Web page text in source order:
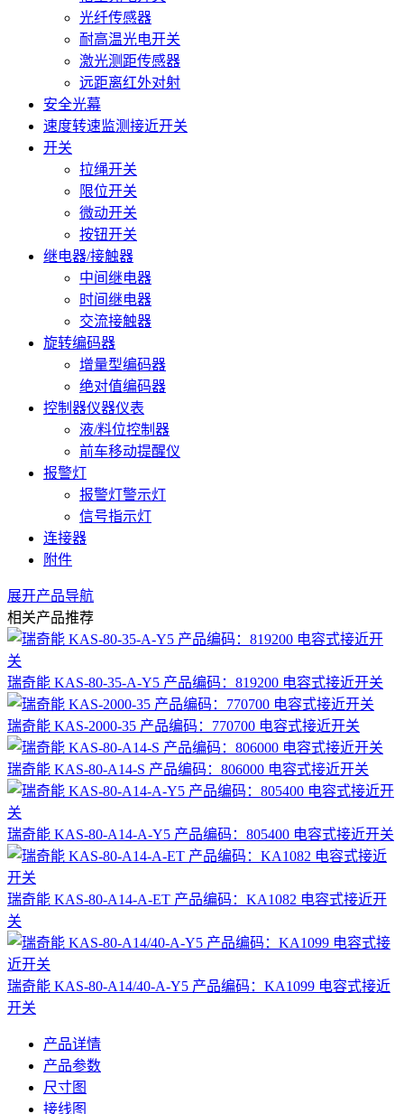
光纤传感器
耐高温光电开关
激光测距传感器
远距离红外对射
安全光幕
速度转速监测接近开关
开关
拉绳开关
限位开关
微动开关
按钮开关
继电器/接触器
中间继电器
时间继电器
交流接触器
旋转编码器
增量型编码器
绝对值编码器
控制器仪器仪表
液/料位控制器
前车移动提醒仪
报警灯
报警灯警示灯
信号指示灯
连接器
附件
展开产品导航
相关产品推荐
瑞奇能 KAS-80-35-A-Y5 产品编码：819200 电容式接近开关
瑞奇能 KAS-2000-35 产品编码：770700 电容式接近开关
瑞奇能 KAS-80-A14-S 产品编码：806000 电容式接近开关
瑞奇能 KAS-80-A14-A-Y5 产品编码：805400 电容式接近开关
瑞奇能 KAS-80-A14-A-ET 产品编码：KA1082 电容式接近开
关
瑞奇能 KAS-80-A14/40-A-Y5 产品编码：KA1099 电容式接近
开关
产品详情
产品参数
尺寸图
接线图